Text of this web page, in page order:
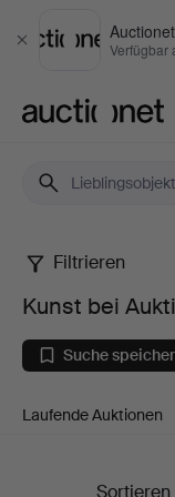
Schließen
Auctionet
Verfügbar
Kunst
bei
STO
Filtrieren
Kunst bei
Suche
Laufende Auktionen
EndpreiseSortieren